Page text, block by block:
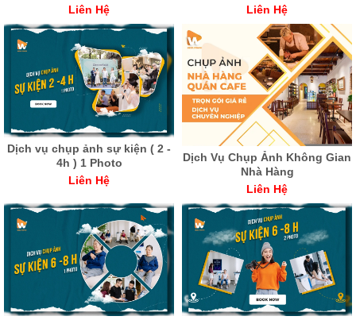
Liên Hệ
Liên Hệ
Dịch vụ chụp ảnh sự kiện ( 2 -
4h ) 1 Photo
Liên Hệ
Dịch Vụ Chụp Ảnh Không Gian
Nhà Hàng
Liên Hệ